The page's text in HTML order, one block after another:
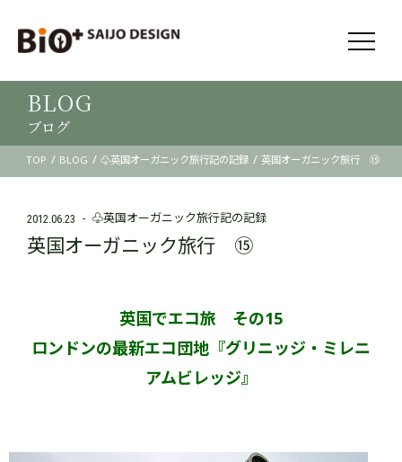
BLOG
ブログ
TOP / BLOG /♧英国オーガニック旅行記の記録 / 英国オーガニック旅行 ⑮
2012.06.23 ♧英国オーガニック旅行記の記録
英国オーガニック旅行 ⑮
英国でエコ旅 その15
ロンドンの最新エコ団地『グリニッジ・ミレニ
アムビレッジ』